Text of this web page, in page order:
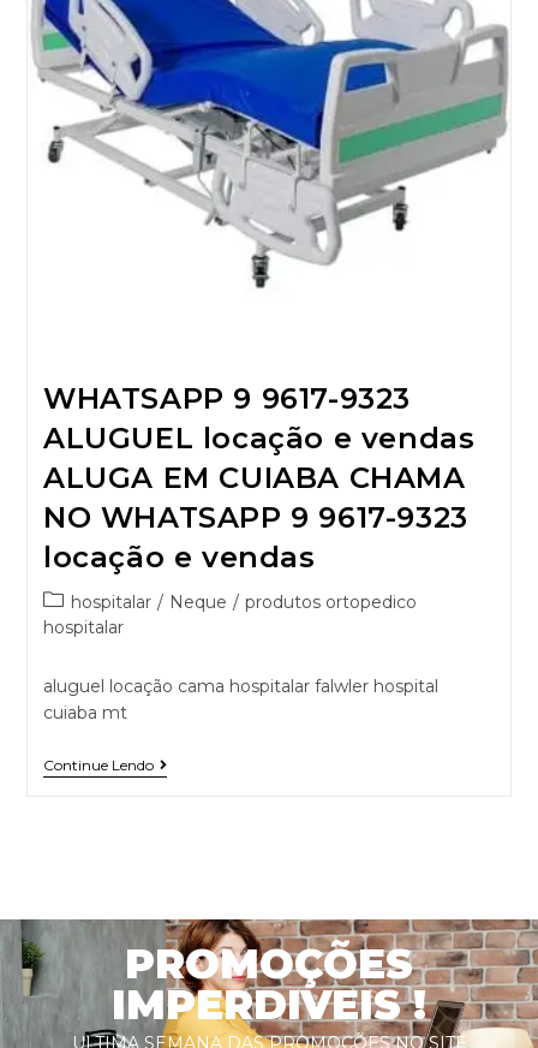
WHATSAPP 9 9617-9323
ALUGUEL locação e vendas
ALUGA EM CUIABA CHAMA
NO WHATSAPP 9 9617-9323
locação e vendas
hospitalar / Neque / produtos ortopedico
hospitalar
aluguel locação cama hospitalar falwler hospital
cuiaba mt
Continue Lendo
PROMOÇÕES
IMPERDIVEIS !
ULTIMA SEMANA DAS PROMOÇÕES NO SITE